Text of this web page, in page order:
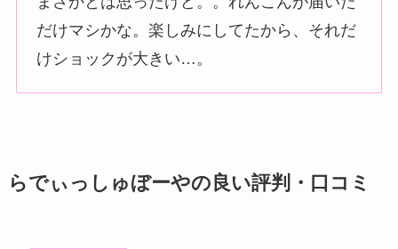
だけマシかな。楽しみにしてたから、それだ
けショックが大きい…。
らでぃっしゅぼーやの良い評判・口コミ